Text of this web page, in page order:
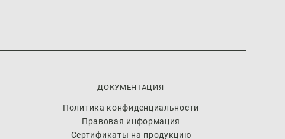
ДОКУМЕНТАЦИЯ
Политика конфиденциальности
Правовая информация
Сертификаты на продукцию